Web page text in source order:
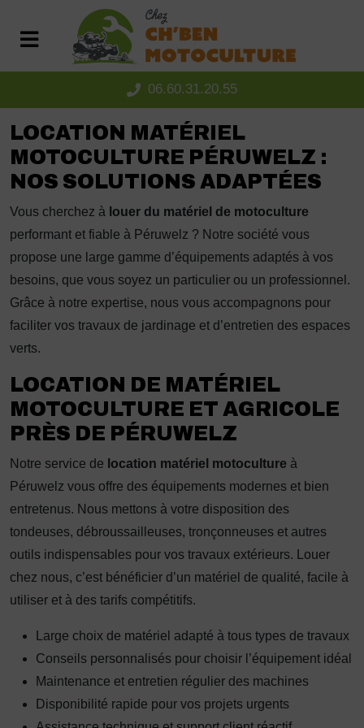
06.60.31.20.55
LOCATION MATÉRIEL
MOTOCULTURE PÉRUWELZ :
NOS SOLUTIONS ADAPTÉES
Vous cherchez à louer du matériel de motoculture
performant et fiable à Péruwelz ? Notre société vous
propose une large gamme d’équipements adaptés à vos
besoins, que vous soyez un particulier ou un professionnel.
Grâce à notre expertise, nous vous accompagnons pour
faciliter vos travaux de jardinage et d’entretien des espaces
verts.
LOCATION DE MATÉRIEL
MOTOCULTURE ET AGRICOLE
PRÈS DE PÉRUWELZ
Notre service de location matériel motoculture à
Péruwelz vous offre des équipements modernes et bien
entretenus. Nous mettons à votre disposition des
tondeuses, débroussailleuses, tronçonneuses et autres
outils indispensables pour vos travaux extérieurs. Louer
chez nous, c’est bénéficier d’un matériel de qualité, facile à
utiliser et à des tarifs compétitifs.
Large choix de matériel adapté à tous types de travaux
Conseils personnalisés pour choisir l’équipement idéal
Maintenance et entretien régulier des machines
Disponibilité rapide pour vos projets urgents
Panneau de gestion des cookies